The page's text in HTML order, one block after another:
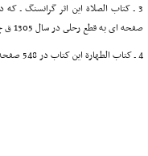
صفحه اى به قطع رحلى در سال 1305 ق چاپ سنگى و منتشر شده است.
4 ـ کتاب الطهارة این کتاب در 548 صفحه به قطع رحلى در سال 1317 ق چاپ سنگى و منتشر شده است.